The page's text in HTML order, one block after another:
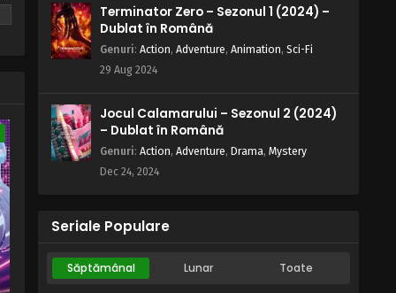
Blue Exorcist – Sezonul 1 Episodul
13 – Dovada
Eps 13 - Dovada - 6 July, 2025
12 – Leapșa
Eps 12 - Leapșa - 6 July, 2025
Blue Exorcist – Sezonul 1 Episodul 11
2025
Blue Exorcist – Sezonul 1 Episodul
Terminator Zero – Sezonul 1 (2024) –
Dublat în Română
Genuri: Action, Adventure, Animation, Sci-Fi
29 Aug 2024
Jocul Calamarului – Sezonul 2 (2024)
– Dublat în Română
Genuri: Action, Adventure, Drama, Mystery
Dec 24, 2024
Seriale Populare
Săptămânal Lunar Toate